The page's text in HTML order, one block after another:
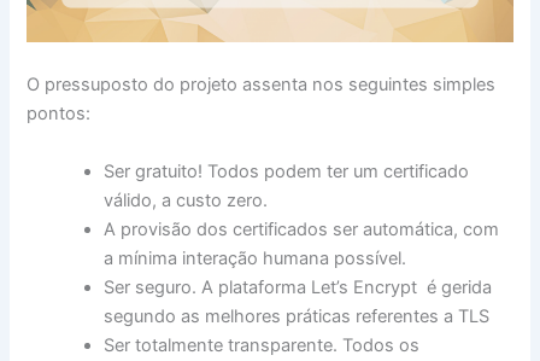
O pressuposto do projeto assenta nos seguintes simples
pontos:
Ser gratuito! Todos podem ter um certificado
válido, a custo zero.
A provisão dos certificados ser automática, com
a mínima interação humana possível.
Ser seguro. A plataforma Let’s Encrypt é gerida
segundo as melhores práticas referentes a TLS
Ser totalmente transparente. Todos os